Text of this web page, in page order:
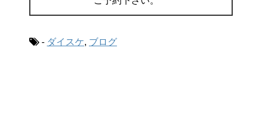
- ダイスケ, ブログ